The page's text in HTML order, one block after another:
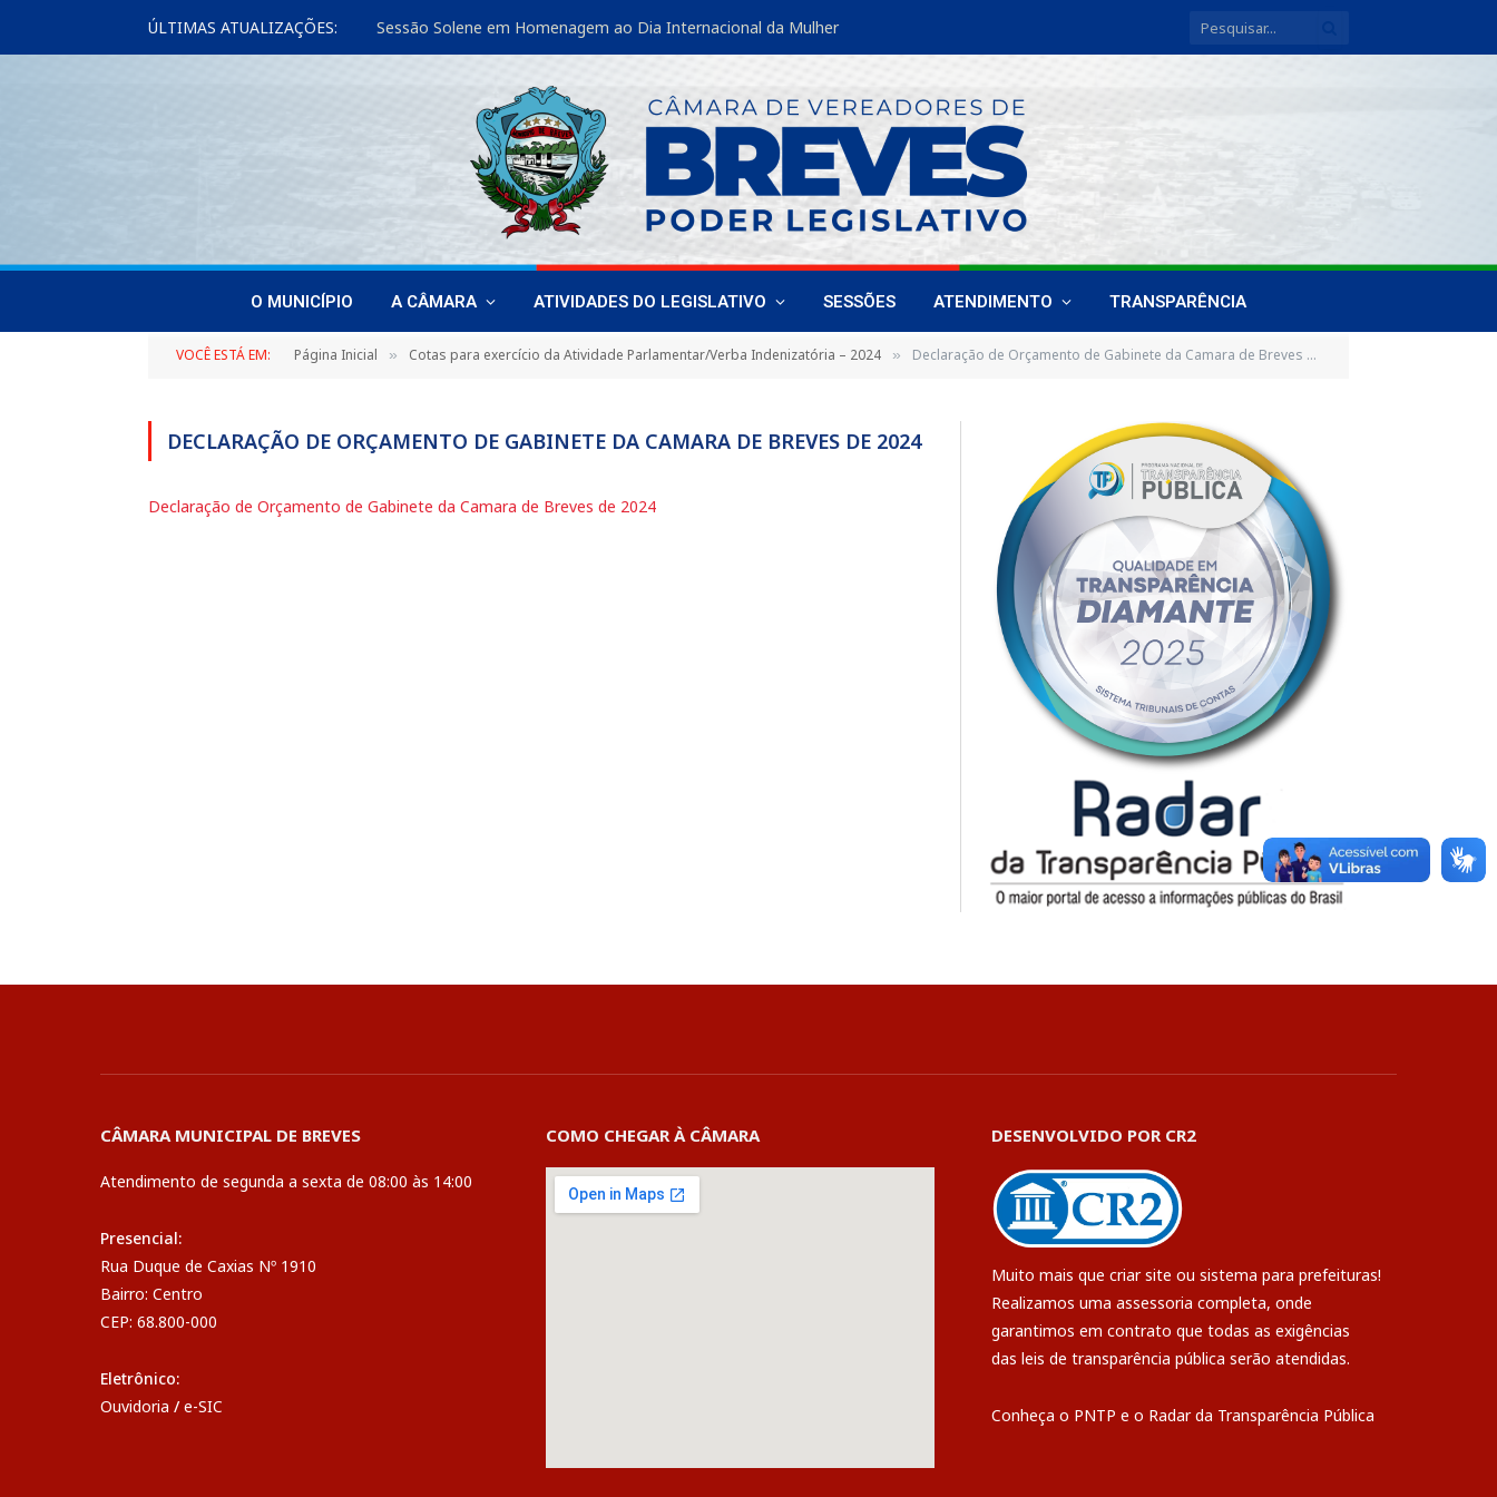
ÚLTIMAS ATUALIZAÇÕES: Sessão Solene em Homenagem ao Dia Internacional da Mulher
O MUNICÍPIO A CÂMARA ATIVIDADES DO LEGISLATIVO SESSÕES ATENDIMENTO TRANSPARÊNCIA
VOCÊ ESTÁ EM: Página Inicial » Cotas para exercício da Atividade Parlamentar/Verba Indenizatória – 2024 » Declaração de Orçamento de Gabinete da Camara de Breves de 2024
DECLARAÇÃO DE ORÇAMENTO DE GABINETE DA CAMARA DE BREVES DE 2024
Declaração de Orçamento de Gabinete da Camara de Breves de 2024
CÂMARA MUNICIPAL DE BREVES
Atendimento de segunda a sexta de 08:00 às 14:00
Presencial:
Rua Duque de Caxias Nº 1910
Bairro: Centro
CEP: 68.800-000
Eletrônico:
Ouvidoria / e-SIC
COMO CHEGAR À CÂMARA DESENVOLVIDO POR CR2
Muito mais que criar site ou sistema para prefeituras!
Realizamos uma assessoria completa, onde
garantimos em contrato que todas as exigências
das leis de transparência pública serão atendidas.
Conheça o PNTP e o Radar da Transparência Pública